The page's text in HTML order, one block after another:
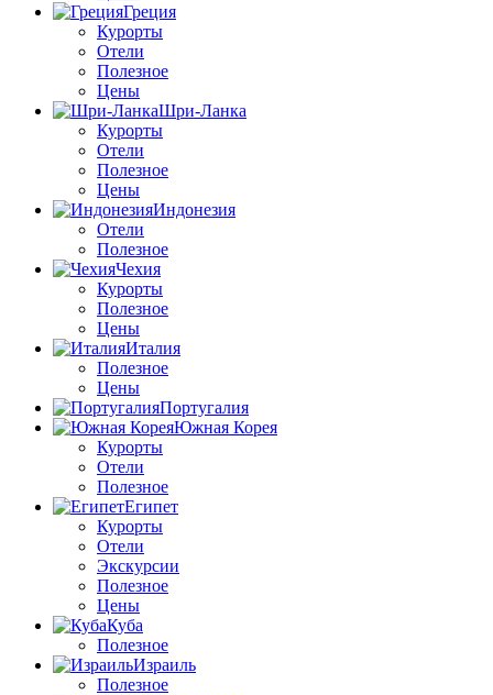
Греция
Курорты
Отели
Полезное
Цены
Шри-Ланка
Курорты
Отели
Полезное
Цены
Индонезия
Отели
Полезное
Чехия
Курорты
Полезное
Цены
Италия
Полезное
Цены
Португалия
Южная Корея
Курорты
Отели
Полезное
Египет
Курорты
Отели
Экскурсии
Полезное
Цены
Куба
Полезное
Израиль
Полезное